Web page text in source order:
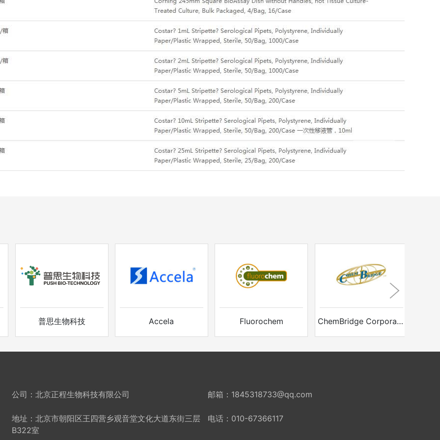
普思生物科技 Accela Fluorochem ChemBridge Corporation
公司：北京正程生物科技有限公司
地址：北京市朝阳区王四营乡观音堂文化大道东街三层
B322室
邮箱：1845318733@qq.com
电话：010-67366117